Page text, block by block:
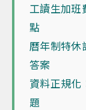
工讀生加班
點
曆年制特休
答案
資料正規化
題